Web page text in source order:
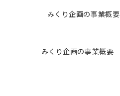
みくり企画の事業概要
みくり企画の事業概要